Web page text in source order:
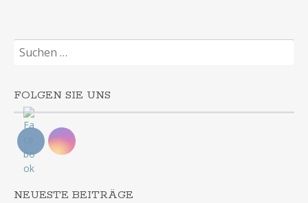
Suchen
nach:
FOLGEN SIE UNS
NEUESTE BEITRÄGE